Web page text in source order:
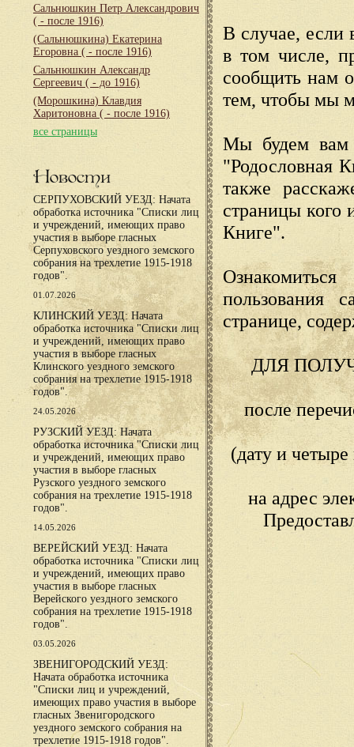
Сальнюшкин Петр Александрович
( - после 1916)
(Сальнюшкина) Екатерина
Егоровна ( - после 1916)
Сальнюшкин Александр
Сергеевич ( - до 1916)
(Морошкина) Клавдия
Харитоновна ( - после 1916)
все страницы
Новости
СЕРПУХОВСКИЙ УЕЗД: Начата
обработка источника "Списки лиц
и учреждений, имеющих право
участия в выборе гласных
Серпуховского уездного земского
собрания на трехлетие 1915-1918
годов".
01.07.2026
КЛИНСКИЙ УЕЗД: Начата
обработка источника "Списки лиц
и учреждений, имеющих право
участия в выборе гласных
Клинского уездного земского
собрания на трехлетие 1915-1918
годов".
24.05.2026
РУЗСКИЙ УЕЗД: Начата
обработка источника "Списки лиц
и учреждений, имеющих право
участия в выборе гласных
Рузского уездного земского
собрания на трехлетие 1915-1918
годов".
14.05.2026
ВЕРЕЙСКИЙ УЕЗД: Начата
обработка источника "Списки лиц
и учреждений, имеющих право
участия в выборе гласных
Верейского уездного земского
собрания на трехлетие 1915-1918
годов".
03.05.2026
ЗВЕНИГОРОДСКИЙ УЕЗД:
Начата обработка источника
"Списки лиц и учреждений,
имеющих право участия в выборе
гласных Звенигородского
уездного земского собрания на
трехлетие 1915-1918 годов".
В случае, если
в том числе,
сообщить нам
тем, чтобы мы
Мы будем вам
"Родословная
также
страницы кого
Книге".
пользования
странице,
ДЛЯ
после
(дату и
на адрес